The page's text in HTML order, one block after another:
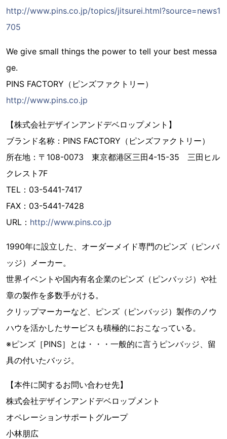
http://www.pins.co.jp/topics/jitsurei.html?source=news1
705
We give small things the power to tell your best messa
ge.
PINS FACTORY（ピンズファクトリー）
http://www.pins.co.jp
【株式会社デザインアンドデベロップメント】
ブランド名称：PINS FACTORY（ピンズファクトリー）
所在地：〒108-0073 東京都港区三田4-15-35 三田ヒル
クレスト7F
TEL：03-5441-7417
FAX：03-5441-7428
URL： http://www.pins.co.jp
1990年に設立した、オーダーメイド専門のピンズ（ピンバ
ッジ）メーカー。
世界イベントや国内有名企業のピンズ（ピンバッジ）や社
章の製作を多数手がける。
クリップマーカーなど、ピンズ（ピンバッジ）製作のノウ
ハウを活かしたサービスも積極的におこなっている。
※ピンズ［PINS］とは・・・一般的に言うピンバッジ、留
具の付いたバッジ。
【本件に関するお問い合わせ先】
株式会社デザインアンドデベロップメント
オペレーションサポートグループ
小林朋広